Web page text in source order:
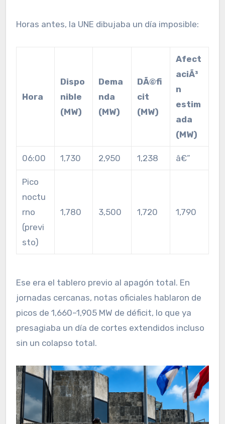
Horas antes, la UNE dibujaba un día imposible:
Hora
Dispo
nible
(MW)
Dema
nda
(MW)
DÃ©fi
cit
(MW)
Afect
aciÃ³
n
estim
ada
(MW)
06:00 1,730 2,950 1,238 â€”
Pico
noctu
rno
(previ
sto)
1,780 3,500 1,720 1,790
Ese era el tablero previo al apagón total. En
jornadas cercanas, notas oficiales hablaron de
picos de 1,660–1,905 MW de déficit, lo que ya
presagiaba un día de cortes extendidos incluso
sin un colapso total.